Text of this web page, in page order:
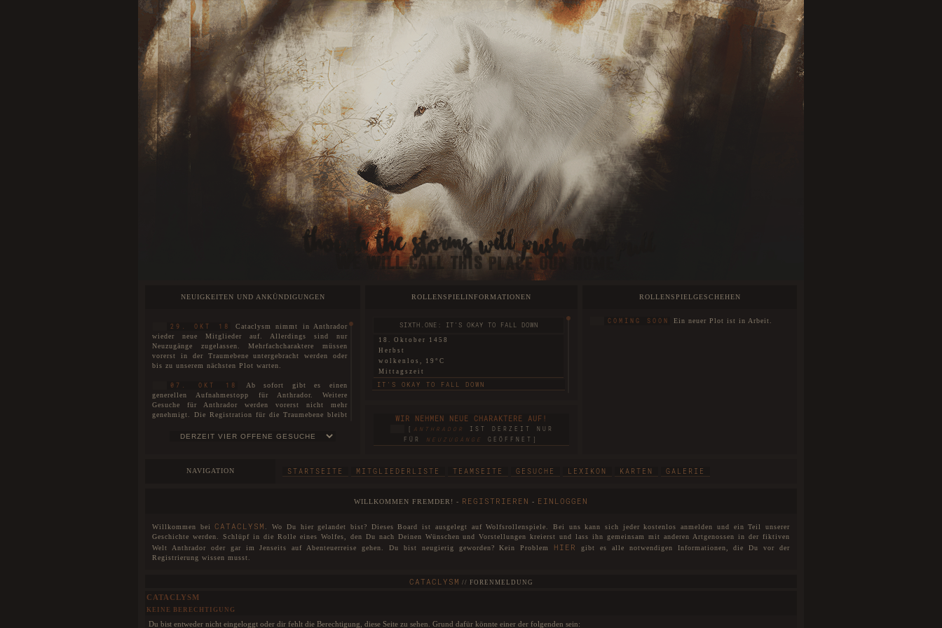
NEUIGKEITEN UND ANKÜNDIGUNGEN ROLLENSPIELINFORMATIONEN ROLLENSPIELGESCHEHEN
29. OKT 18
Cataclysm nimmt in Anthrador
wieder neue Mitglieder auf. Allerdings sind nur
Neuzugänge zugelassen. Mehrfachcharaktere müssen
vorerst in der Traumebene untergebracht werden oder
bis zu unserem nächsten Plot warten.
07. OKT 18
Ab sofort gibt es einen
generellen Aufnahmestopp für Anthrador. Weitere
Gesuche für Anthrador werden vorerst nicht mehr
genehmigt. Die Registration für die Traumebene bleibt
sich auf unsererWARTELISTEeintragen lassen.
neuen Plot wurde unser Aufnahmestopp aufgehoben und
wir begrüßen offiziell unsere Neuzugänge und heißen
25. MAI 18
07. JAN 18 Cataclysm hat nun für Anthrador
eine interaktive Karte. Dies bedeutet, dass ihr euren
SIXTH.ONE: IT'S OKAY TO FALL DOWN
18. Oktober 1458
Herbst
wolkenlos, 19°C
Mittagszeit
IT'S OKAY TO FALL DOWN
nebelig, 6°C
THIS LAND THAT I REMEMBER
wolkenlos, 16°C
Mittagszeit
BEGGARS CAN'T BE CHOOSERS
Abenddämmerung
COMING SOON Ein neuer Plot ist in Arbeit.
WIR NEHMEN NEUE CHARAKTERE AUF!
[ ANTHRADOR
IST DERZEIT NUR
FÜR
NEUZUGÄNGE GEÖFFNET]
NAVIGATION STARTSEITE MITGLIEDERLISTE TEAMSEITE GESUCHE LEXIKON KARTEN GALERIE
WILLKOMMEN FREMDER! - REGISTRIEREN - EINLOGGEN
Willkommen beiCATACLYSM
. Wo Du hier gelandet bist? Dieses Board ist ausgelegt auf Wolfsrollenspiele. Bei uns kann sich jeder kostenlos anmelden und ein Teil unserer
Geschichte werden. Schlüpf in die Rolle eines Wolfes, den Du nach Deinen Wünschen und Vorstellungen kreierst und lass ihn gemeinsam mit anderen Artgenossen in der fiktiven
Welt Anthrador oder gar im Jenseits auf Abenteuerreise gehen. Du bist neugierig geworden? Kein Problem HIER
gibt es alle notwendigen Informationen, die Du vor der
Registrierung wissen musst.
CATACLYSM // FORENMELDUNG
CATACLYSM
KEINE BERECHTIGUNG
Du bist entweder nicht eingeloggt oder dir fehlt die Berechtigung, diese Seite zu sehen. Grund dafür könnte einer der folgenden sein: